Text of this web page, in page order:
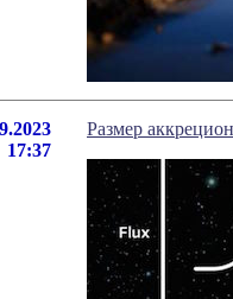
17:37
Размер